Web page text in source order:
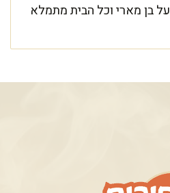
בן מארי וכל הבית מתמלא